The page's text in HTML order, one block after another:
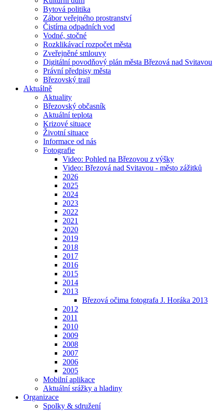
Bytová politika
Zábor veřejného prostranství
Čistírna odpadních vod
Vodné, stočné
Rozklikávací rozpočet města
Zveřejněné smlouvy
Digitální povodňový plán města Březová nad Svitavou
Právní předpisy města
Březovský trail
Aktuálně
Aktuality
Březovský občasník
Aktuální teplota
Krizové situace
Životní situace
Informace od nás
Fotografie
Video: Pohled na Březovou z výšky
Video: Březová nad Svitavou - město zážitků
2026
2025
2024
2023
2022
2021
2020
2019
2018
2017
2016
2015
2014
2013
Březová očima fotografa J. Horáka 2013
2012
2011
2010
2009
2008
2007
2006
2005
Mobilní aplikace
Aktuální srážky a hladiny
Organizace
Spolky & sdružení